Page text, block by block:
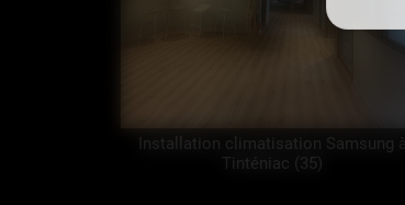
Installation climatisation Samsung à
Tinténiac (35)